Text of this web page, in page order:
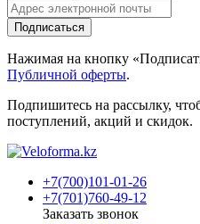
Подписаться
Нажимая на кнопку
Публичной оферты.
Подпишитесь на рассылку,
поступлений, акций и скидок.
+7(700)101-01-26
+7(701)760-49-12
Заказать звонок